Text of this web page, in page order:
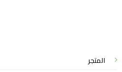
المتجر